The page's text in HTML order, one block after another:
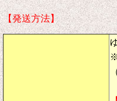
【発送方法】